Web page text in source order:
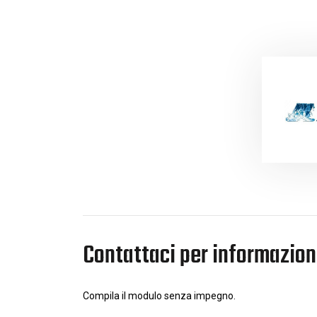
Contattaci per
Compila il modulo senza impegno.